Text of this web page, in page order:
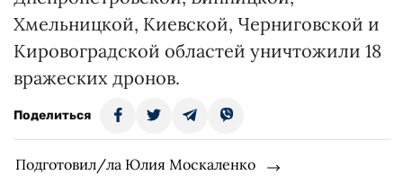
Хмельницкой, Киевской, Черниговской и
Кировоградской областей уничтожили 18
вражеских дронов.
Поделиться
Подготовил/ла Юлия Москаленко